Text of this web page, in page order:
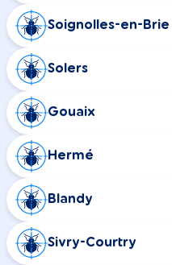
Soignolles-en-Brie
Solers
Gouaix
Hermé
Blandy
Sivry-Courtry